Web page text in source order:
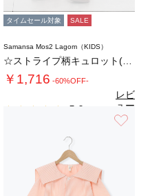
タイムセール対象 SALE
Samansa Mos2 Lagom（KIDS）
￥1,716 -60%OFF-
5.0
レビ
ュー
を見
る